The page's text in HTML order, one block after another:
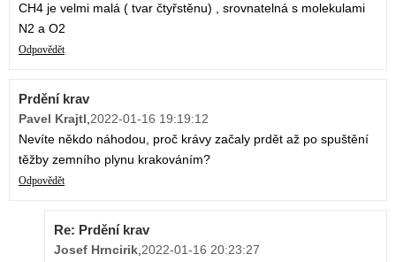
CH4 je velmi malá ( tvar čtyřstěnu) , srovnatelná s molekulami
N2 a O2
Odpovědět
Prdění krav
Pavel Krajtl,2022-01-16 19:19:12
Nevíte někdo náhodou, proč krávy začaly prdět až po spuštění
těžby zemního plynu krakováním?
Odpovědět
Re: Prdění krav
Josef Hrncirik,2022-01-16 20:23:27